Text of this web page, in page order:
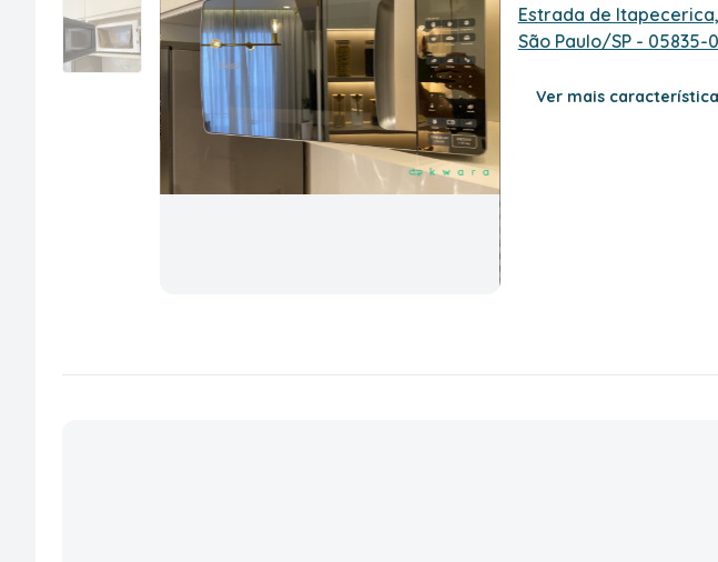
Estrada de
São Paulo/SP - 05835-
Ver mais